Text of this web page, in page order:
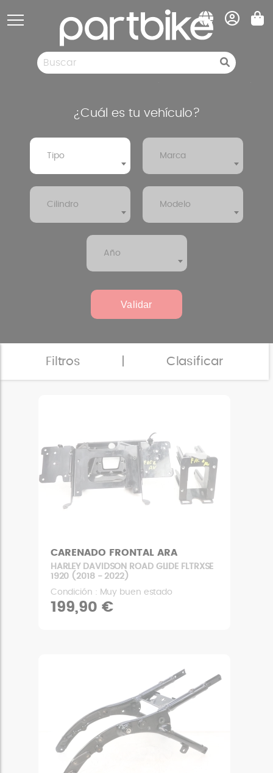
¿Cuál es tu vehículo?
Tipo Marca
Cilindro Modelo
Año
Validar
Filtros Clasificar
CARENADO FRONTAL ARA
HARLEY DAVIDSON ROAD GLIDE FLTRXSE
1920 (2018 - 2022)
Condición : Muy buen estado
199,90 €